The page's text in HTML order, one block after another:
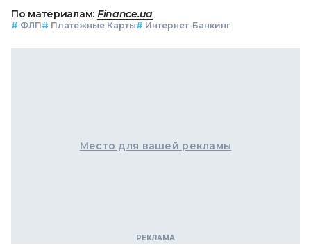
По материалам: Finance.ua
# ФЛП# Платежные Карты# Интернет-Банкинг
Место для вашей рекламы